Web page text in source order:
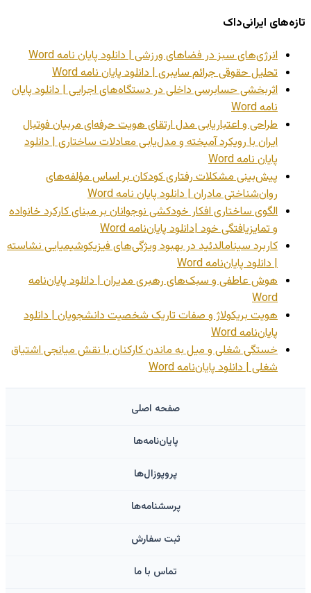
تازه‌های ایرانی‌داک
انرژی‌های سبز در فضاهای ورزشی | دانلود پایان نامه Word
تحلیل حقوقی جرائم سایبری | دانلود پایان نامه Word
اثربخشی حسابرسی داخلی در دستگاه‌های اجرایی | دانلود پایان
نامه Word
طراحی و اعتباریابی مدل ارتقای هویت حرفه‌ای مربیان فوتبال
ایران با رویکرد آمیخته و مدل‌یابی معادلات ساختاری | دانلود
پایان نامه Word
پیش‌بینی مشکلات رفتاری کودکان بر اساس مؤلفه‌های
روان‌شناختی مادران | دانلود پایان نامه Word
الگوی ساختاری افکار خودکشی نوجوانان بر مبنای کارکرد خانواده
و تمایزیافتگی خود |دانلود پایان‌نامه Word
کاربرد سینامالدئید در بهبود ویژگی‌های فیزیکوشیمیایی نشاسته
| دانلود پایان‌نامه Word
هوش عاطفی و سبک‌های رهبری مدیران | دانلود پایان‌نامه
Word
هویت بریکولاژ و صفات تاریک شخصیت دانشجویان | دانلود
پایان‌نامه Word
خستگی شغلی و میل به ماندن کارکنان با نقش میانجی اشتیاق
شغلی | دانلود پایان‌نامه Word
صفحه اصلی
پایان‌نامه‌ها
پروپوزال‌ها
پرسشنامه‌ها
ثبت سفارش
تماس با ما